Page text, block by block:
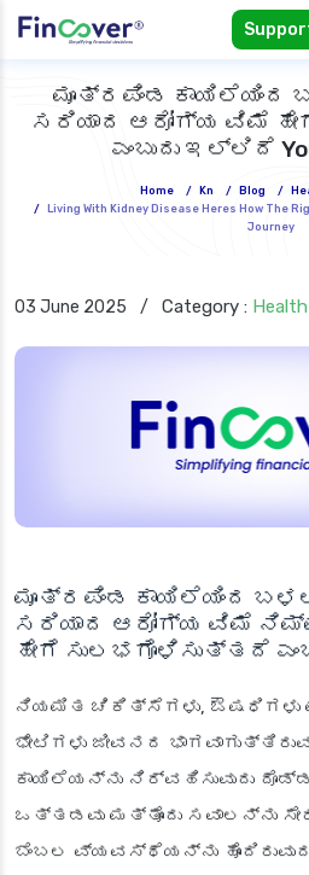
ಮೂತ್ರಪಿಂಡ ಕಾಯಿಲೆಯಿಂದ
ಸರಿಯಾದ ಆರೋಗ್ಯ ವಿಮೆ
ಎಂಬುದು ಇಲ್ಲಿದೆ
Home / Kn / Blog /
/
Living With Kidney Disease Heres How The
Journey
03 June 2025 / Category :
ಮೂತ್ರಪಿಂಡ ಕಾಯಿಲೆಯಿಂದ
ಸರಿಯಾದ ಆರೋಗ್ಯ ವಿಮೆ
ಹೇಗೆ ಸುಲಭಗೊಳಿಸುತ್ತದೆ
ನಿಯಮಿತ ಚಿಕಿತ್ಸೆಗಳು, ಔಷಧಿಗಳು
ಭೇಟಿಗಳು ಜೀವನದ
ಕಾಯಿಲೆಯನ್ನು ನಿರ್ವಹಿಸುವುದು
ಒತ್ತಡವು ಮತ್ತೊಂದು ಸವಾಲನ್ನು
ಬೆಂಬಲ ವ್ಯವಸ್ಥೆಯನ್ನು